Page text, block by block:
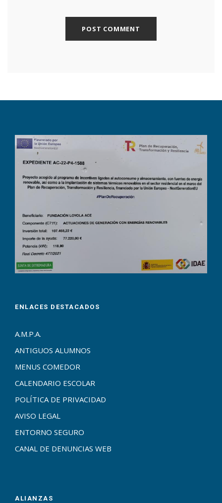
ENLACES DESTACADOS
A.M.P.A.
ANTIGUOS ALUMNOS
MENUS COMEDOR
CALENDARIO ESCOLAR
POLÍTICA DE PRIVACIDAD
AVISO LEGAL
ENTORNO SEGURO
CANAL DE DENUNCIAS WEB
ALIANZAS